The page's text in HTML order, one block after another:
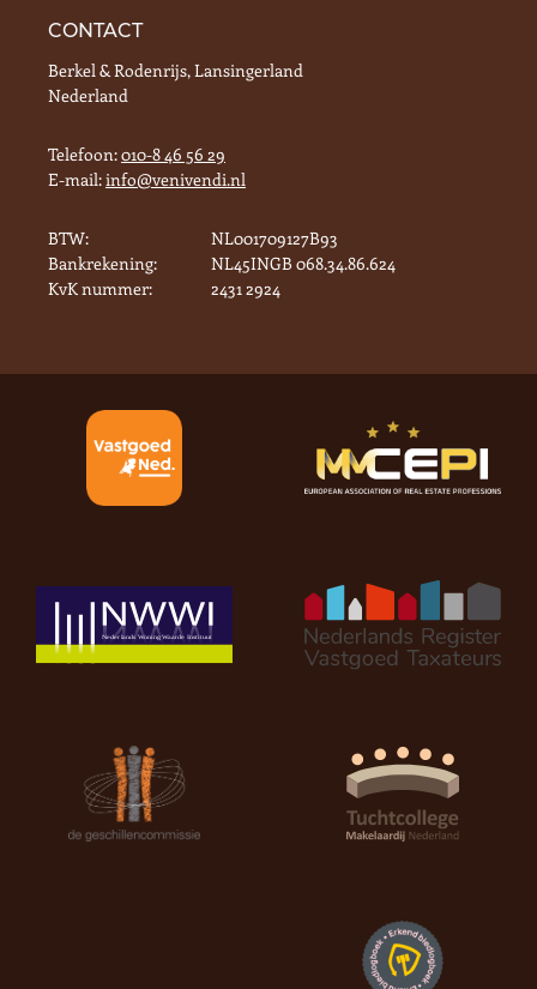
CONTACT
Berkel & Rodenrijs, Lansingerland
Nederland
Telefoon:010-8 46 56 29
E-mail:info@venivendi.nl
BTW:
NL001709127B93
Bankrekening:
NL45INGB 068.34.86.624
KvK nummer:
2431 2924